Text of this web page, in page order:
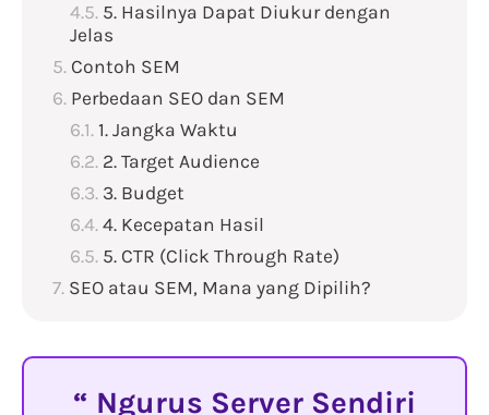
5. Hasilnya Dapat Diukur dengan
Jelas
Contoh SEM
Perbedaan SEO dan SEM
1. Jangka Waktu
2. Target Audience
3. Budget
4. Kecepatan Hasil
5. CTR (Click Through Rate)
SEO atau SEM, Mana yang Dipilih?
Ngurus Server Sendiri